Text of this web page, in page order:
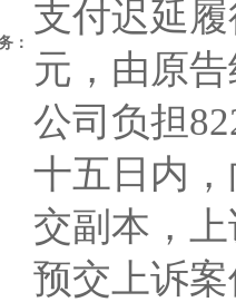
：
支付迟延
元，由原
公司负担
十五日内
交副本，
预交上诉